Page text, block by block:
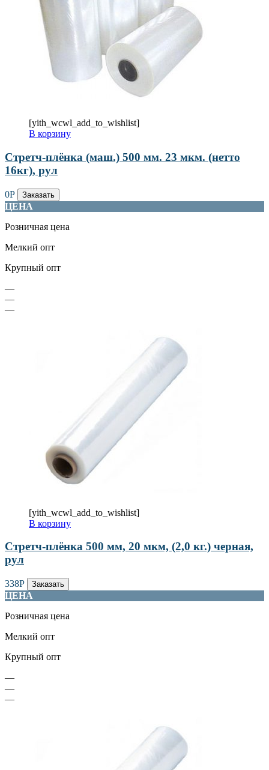
[yith_wcwl_add_to_wishlist]
В корзину
Стретч-плёнка (маш.) 500 мм. 23 мкм. (нетто
16кг), рул
0Р Заказать
ЦЕНА
Розничная цена
Мелкий опт
Крупный опт
—
—
—
[yith_wcwl_add_to_wishlist]
В корзину
Стретч-плёнка 500 мм, 20 мкм, (2,0 кг.) черная,
рул
338Р Заказать
ЦЕНА
Розничная цена
Мелкий опт
Крупный опт
—
—
—